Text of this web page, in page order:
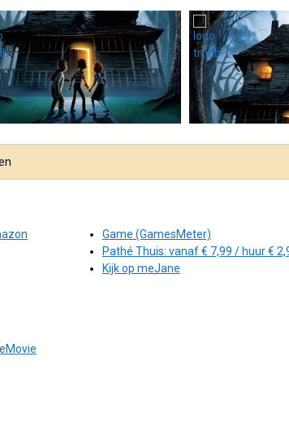
Game (GamesMeter)
Pathé Thuis: vanaf € 7,99 / huur €
Kijk op meJane